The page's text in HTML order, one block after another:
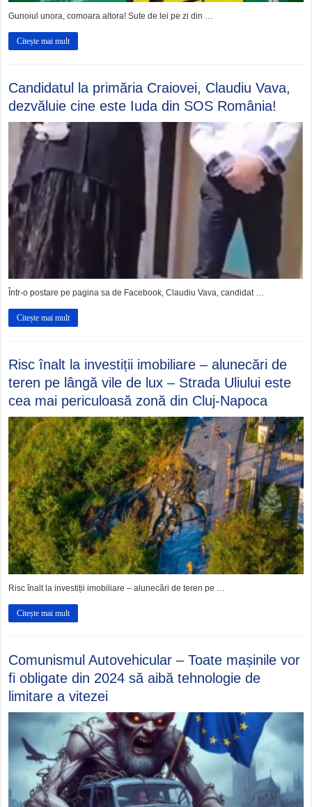
Gunoiul unora, comoara altora! Sute de lei pe zi din …
Citește mai mult
Candidatul la primăria Craiovei, Claudiu Vava,
dezvăluie cine este Iuda din SOS România!
Într-o postare pe pagina sa de Facebook, Claudiu Vava, candidat …
Citește mai mult
Risc înalt la investiții imobiliare – alunecări de
teren pe lângă vile de lux – Strada Uliului este
cea mai periculoasă zonă din Cluj-Napoca
Risc înalt la investiții imobiliare – alunecări de teren pe …
Citește mai mult
Comunismul Autovehicular – Toate mașinile vor
fi obligate din 2024 să aibă tehnologie de
limitare a vitezei